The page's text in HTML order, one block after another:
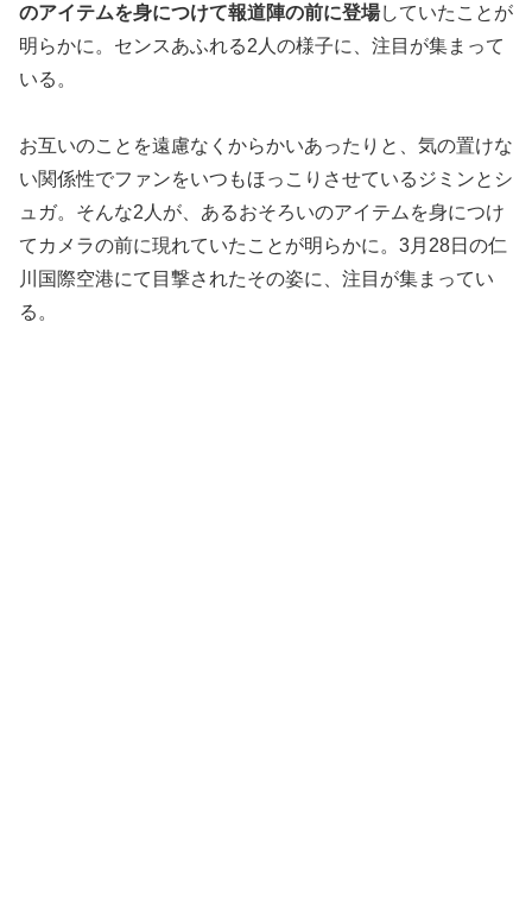
のアイテムを身につけて報道陣の前に登場していたことが
明らかに。センスあふれる2人の様子に、注目が集まって
いる。
お互いのことを遠慮なくからかいあったりと、気の置けな
い関係性でファンをいつもほっこりさせているジミンとシ
ュガ。そんな2人が、あるおそろいのアイテムを身につけ
てカメラの前に現れていたことが明らかに。3月28日の仁
川国際空港にて目撃されたその姿に、注目が集まってい
る。